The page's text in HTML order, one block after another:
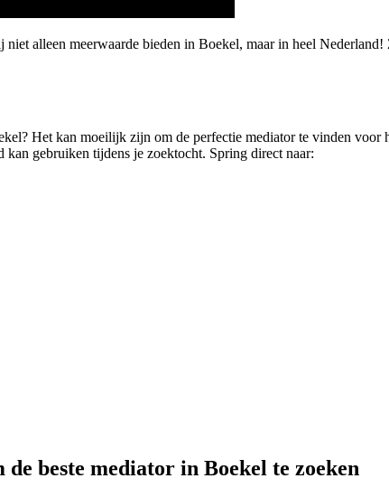
alleen meerwaarde bieden in Boekel, maar in heel
Het kan moeilijk zijn om de perfectie mediator te vinden
gebruiken tijdens je zoektocht. Spring direct naar:
beste mediator in Boekel te zoeken